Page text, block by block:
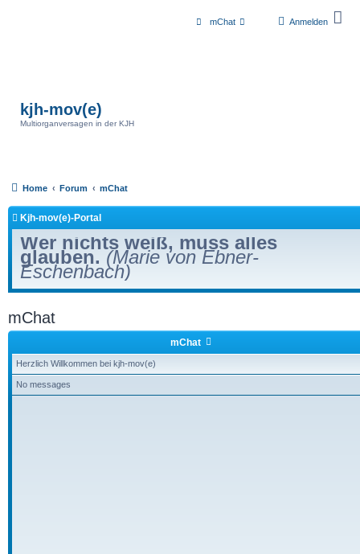
Anmelden
mChat
kjh-mov(e)
Multiorganversagen in der KJH
Home Forum mChat
Kjh-mov(e)-Portal
Wer nichts weiß, muss alles
glauben. (Marie von Ebner-
Eschenbach)
mChat
mChat
Herzlich Willkommen bei kjh-mov(e)
No messages